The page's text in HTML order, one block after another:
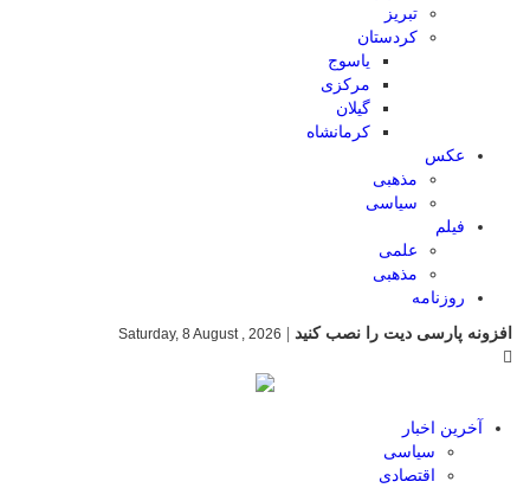
تبریز
کردستان
یاسوج
مرکزی
گیلان
کرمانشاه
عکس
مذهبی
سیاسی
فیلم
علمی
مذهبی
روزنامه
افزونه پارسی دیت را نصب کنید
Saturday, 8 August , 2026
آخرین اخبار
سیاسی
اقتصادی